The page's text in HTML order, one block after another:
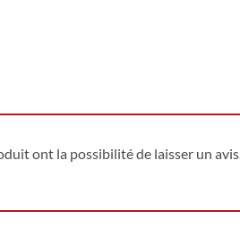
ont la possibilité de laisser un avis.